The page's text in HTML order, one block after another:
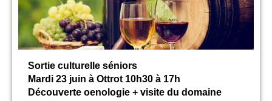
Sortie culturelle séniors
Mardi 23 juin à Ottrot 10h30 à 17h
Découverte oenologie + visite du domaine